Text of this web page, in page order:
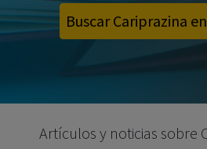
Buscar Cariprazina
Artículos y noticias sobre